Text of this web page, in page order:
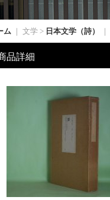
ム ｜ 文学 > 日本文学（詩）
品詳細